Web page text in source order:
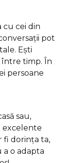
cu cei din
pot
Ești
timp. În
persoane
sau,
excelente
fi dorința ta,
o adapta